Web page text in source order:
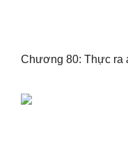
Chương 80: Thực ra